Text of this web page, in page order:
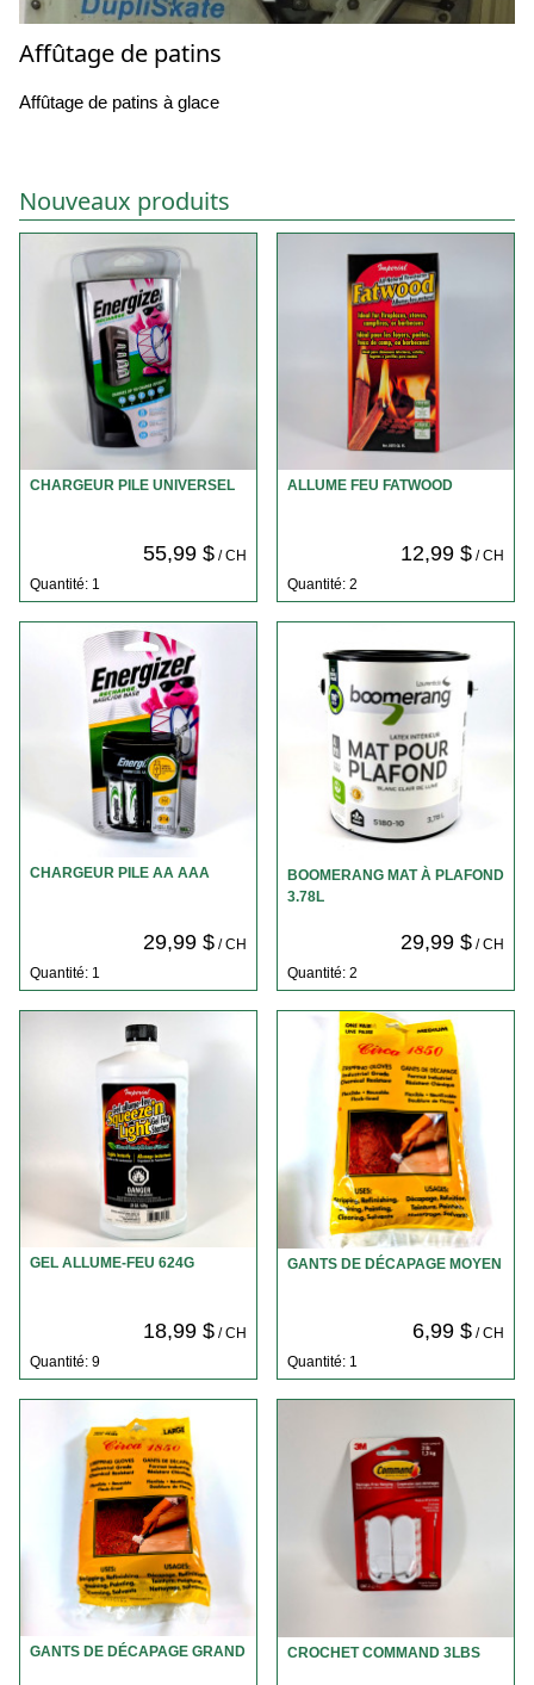
Affûtage de patins
Affûtage de patins à glace
Nouveaux produits
CHARGEUR PILE UNIVERSEL
55,99 $/ CH
Quantité: 1
ALLUME FEU FATWOOD
12,99 $/ CH
Quantité: 2
CHARGEUR PILE AA AAA
29,99 $/ CH
Quantité: 1
BOOMERANG MAT À PLAFOND
3.78L
29,99 $/ CH
Quantité: 2
GEL ALLUME-FEU 624G
18,99 $/ CH
Quantité: 9
GANTS DE DÉCAPAGE MOYEN
6,99 $/ CH
Quantité: 1
GANTS DE DÉCAPAGE GRAND CROCHET COMMAND 3LBS